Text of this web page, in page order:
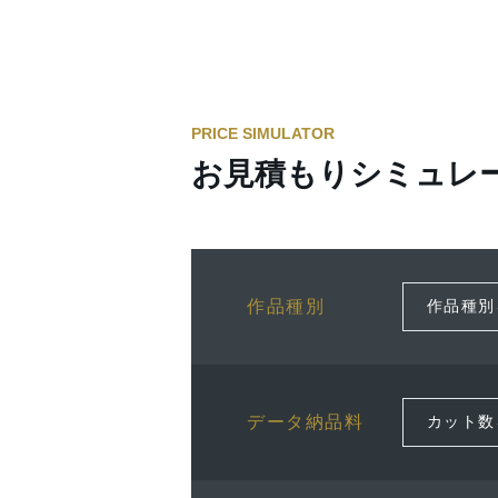
PRICE SIMULATOR
お見積もりシミュレ
作品種別
データ納品料